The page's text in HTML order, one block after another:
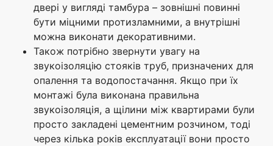
двері у вигляді тамбура – зовнішні повинні
бути міцними протизламними, а внутрішні
можна виконати декоративними.
Також потрібно звернути увагу на
звукоізоляцію стояків труб, призначених для
опалення та водопостачання. Якщо при їх
монтажі була виконана правильна
звукоізоляція, а щілини між квартирами були
просто закладені цементним розчином, тоді
через кілька років експлуатації вони просто